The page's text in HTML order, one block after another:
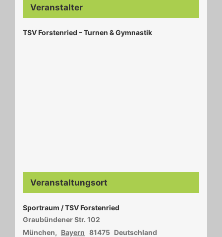
Veranstalter
TSV Forstenried – Turnen & Gymnastik
Veranstaltungsort
Sportraum / TSV Forstenried
Graubündener Str. 102
München, Bayern 81475 Deutschland